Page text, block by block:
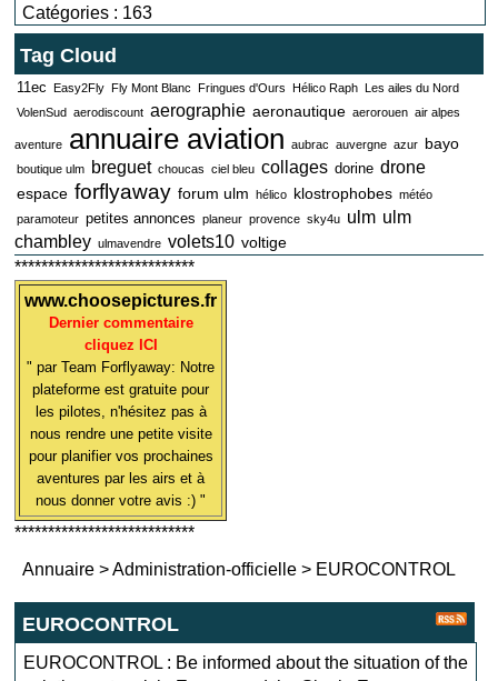
Catégories : 163
Tag Cloud
11ec Easy2Fly Fly Mont Blanc Fringues d'Ours Hélico Raph Les ailes du Nord
VolenSud aerodiscount aerographie aeronautique aerorouen air alpes
aventure annuaire aviation aubrac auvergne azur bayo
boutique ulm breguet choucas ciel bleu collages dorine drone
espace forflyaway forum ulm hélico klostrophobes météo
paramoteur petites annonces planeur provence sky4u ulm ulm
chambley ulmavendre volets10 voltige
***************************
www.choosepictures.fr
Dernier commentaire
cliquez ICI
" par Team Forflyaway: Notre
plateforme est gratuite pour
les pilotes, n'hésitez pas à
nous rendre une petite visite
pour planifier vos prochaines
aventures par les airs et à
nous donner votre avis :) "
***************************
Annuaire >Administration-officielle > EUROCONTROL
EUROCONTROL
EUROCONTROL : Be informed about the situation of the